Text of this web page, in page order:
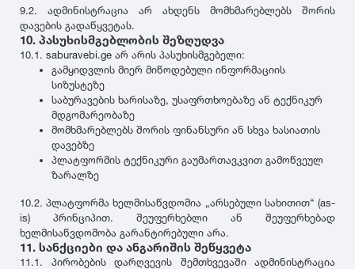
9.2. ადმინისტრაცია არ ახდენს მომხმარებლებს შორის
დავების გადაწყვეტას.
10. პასუხისმგებლობის შეზღუდვა
10.1. saburavebi.ge არ არის პასუხისმგებელი:
გამყიდვლის მიერ მიწოდებული ინფორმაციის
სიზუსტეზე
საბურავების ხარისაზე, უსაფრთხოებაზე ან ტექნიკურ
მდგომარეობაზე
მომხმარებლებს შორის ფინანსური ან სხვა ხასიათის
დავებზე
პლატფორმის ტექნიკური გაუმართავკვით გამოწვეულ
ზარალზე
10.2. პლატფორმა ხელმისაწვდომია „არსებული სახითით“ (as-
is) პრინციპით. შეუფერხებლი ან შეუფერხებად
ხელმისაწვდომობა გარანტირებული არა.
11. სანქციები და ანგარიშის შეწყვეტა
11.1. პირობების დარღვევის შემთხვევაში ადმინისტრაცია